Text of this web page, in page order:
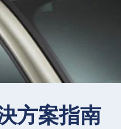
方案指南